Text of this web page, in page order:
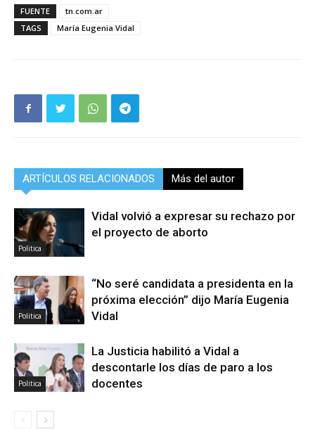
FUENTE
tn.com.ar
TAGS
María Eugenia Vidal
ARTÍCULOS RELACIONADOS Más del autor
Politica
Vidal volvió a expresar su rechazo por
el proyecto de aborto
Politica
“No seré candidata a presidenta en la
próxima elección” dijo María Eugenia
Vidal
Politica
La Justicia habilitó a Vidal a
descontarle los días de paro a los
docentes